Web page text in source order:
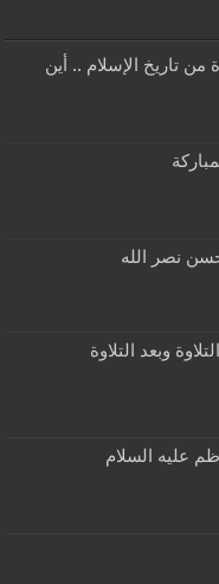
مفقودة من تاريخ الإسلام .. أين
نصر الله
وبعد التلاوة
عليه السلام